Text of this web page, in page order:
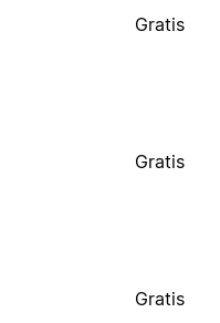
Gratis
Gratis
Gratis